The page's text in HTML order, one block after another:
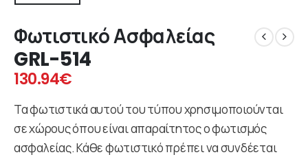
Φωτιστικό Ασφαλείας
GRL-514
130.94€
Τα φωτιστικά αυτού του τύπου χρησιμοποιούνται
σε χώρους όπου είναι απαραίτητος ο φωτισμός
ασφαλείας. Κάθε φωτιστικό πρέπει να συνδέεται